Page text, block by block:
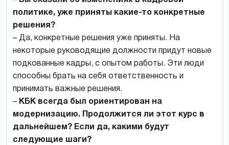
политике, уже приняты какие-то конкретные
решения?
– Да, конкретные решения уже приняты. На
некоторые руководящие должности придут новые
подкованные кадры, с опытом работы. Эти люди
способны брать на себя ответственность и
принимать важные решения.
– КБК всегда был ориентирован на
модернизацию. Продолжится ли этот курс в
дальнейшем? Если да, какими будут
следующие шаги?